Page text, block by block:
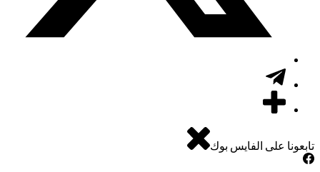
على الفايس بوك